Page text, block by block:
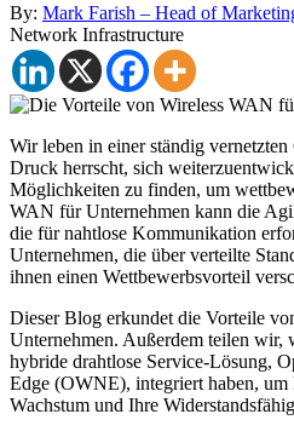
By: Mark Farish – Head of
Network Infrastructure
Wir leben in einer ständig
Druck herrscht, sich
Möglichkeiten zu finden, um
WAN für Unternehmen kann die
die für nahtlose Kommunikation
Unternehmen, die über verteilte
ihnen einen Wettbewerbsvorteil
Dieser Blog erkundet die Vorteile
Unternehmen. Außerdem teilen wir,
hybride drahtlose Service-Lösung,
Edge (OWNE), integriert haben,
Wachstum und Ihre